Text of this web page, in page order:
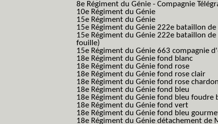
8e Régiment du Génie - Compagnie
10e Régiment du Génie
15e Régiment du Génie
15e Régiment du Génie 222e bataillon
15e Régiment du Génie 222e bataillon
fouille)
15e Régiment du Génie 663 compagnie
18e Régiment du Génie fond blanc
18e Régiment du Génie fond rose
18e Régiment du Génie fond rose clair
18e Régiment du Génie fond rose
18e Régiment du Génie fond bleu
18e Régiment du Génie fond bleu foudre
18e Régiment du Génie fond vert
18e Régiment du Génie fond bleu
18e Régiment du Génie détachement de